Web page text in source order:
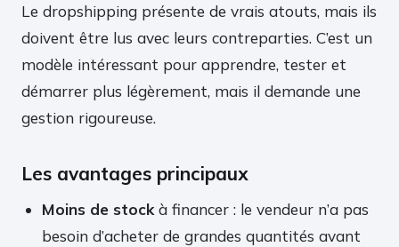
Le dropshipping présente de vrais atouts, mais ils
doivent être lus avec leurs contreparties. C’est un
modèle intéressant pour apprendre, tester et
démarrer plus légèrement, mais il demande une
gestion rigoureuse.
Les avantages principaux
Moins de stock à financer : le vendeur n’a pas
besoin d’acheter de grandes quantités avant